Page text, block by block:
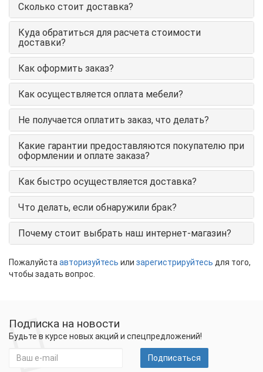
Сколько стоит доставка?
Куда обратиться для расчета стоимости
доставки?
Как оформить заказ?
Как осуществляется оплата мебели?
Не получается оплатить заказ, что делать?
Какие гарантии предоставляются покупателю при
оформлении и оплате заказа?
Как быстро осуществляется доставка?
Что делать, если обнаружили брак?
Почему стоит выбрать наш интернет-магазин?
Пожалуйста авторизуйтесь или зарегистрируйтесь для того,
чтобы задать вопрос.
Подписка на новости
Будьте в курсе новых акций и спецпредложений!
Подписаться